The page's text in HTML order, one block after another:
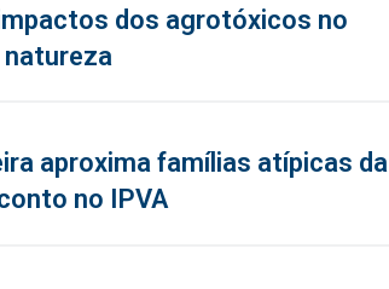
dos agrotóxicos no
natureza
aproxima famílias atípicas da
no IPVA